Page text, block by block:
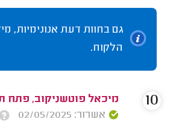
גם בחוות דעת אנונימיות,
הלקוח.
מיכאל פוטשניקוב, פתח
אשרור: 02/05/2025
10